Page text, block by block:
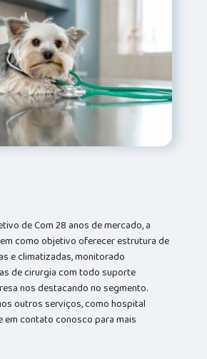
de Com 28 anos de mercado, a
como objetivo oferecer estrutura de
e climatizadas, monitorado
de cirurgia com todo suporte
nos destacando no segmento.
outros serviços, como hospital
em contato conosco para mais